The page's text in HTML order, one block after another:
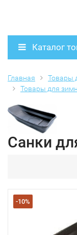
Каталог
Главная Товары
Товары для
Санки
-10%